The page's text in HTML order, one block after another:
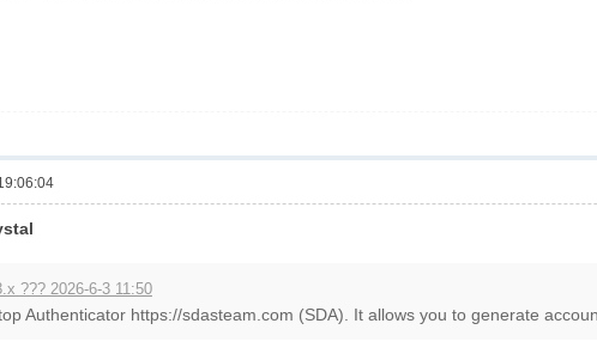
??? 2026-6-3 11:50
Authenticator https://sdasteam.com (SDA). It allows you to generate